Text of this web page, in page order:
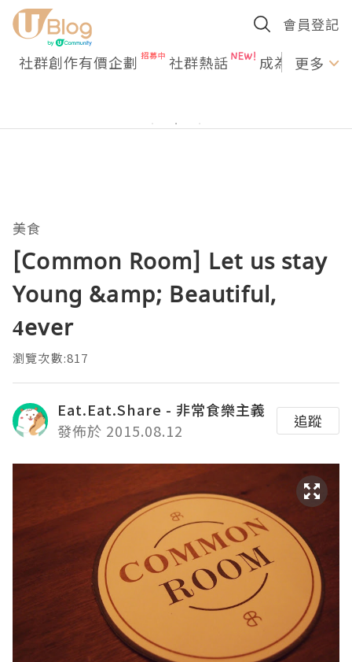
會員登記
社群創作有價企劃 社群熱話 成為U更多
美食
[Common Room] Let us stay
Young &amp; Beautiful,
4ever
瀏覽次數:817
Eat.Eat.Share - 非常食樂主義
發佈於 2015.08.12
追蹤